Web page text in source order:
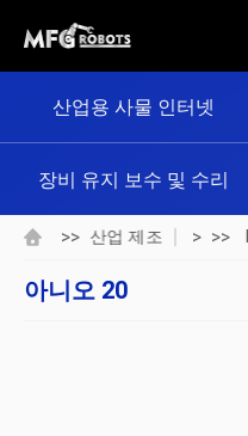
산업용 사물 인터넷
장비 유지 보수 및 수리
>> 산업 제조 > >>
아니오 20